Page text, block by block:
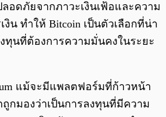
อดภัยจากภาวะเงินเฟ้อและความ
น ทำให้ Bitcoin เป็นตัวเลือกที่น่า
ทุนที่ต้องการความมั่นคงในระยะ
แม้จะมีแพลตฟอร์มที่ก้าวหน้า
กมองว่าเป็นการลงทุนที่มีความ